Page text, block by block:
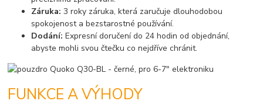
Záruka: 3 roky záruka, která zaručuje dlouhodobou
spokojenost a bezstarostné používání.
Dodání: Expresní doručení do 24 hodin od objednání,
abyste mohli svou čtečku co nejdříve chránit.
FUNKCE A VÝHODY